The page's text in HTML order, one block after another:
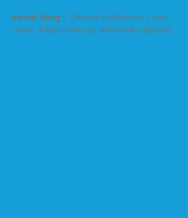
4ème Rang : Charles Guillemot, Louis
Lainé, Albert Mancel, Alexandre Baluais.